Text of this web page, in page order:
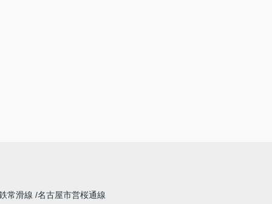
常滑線 名古屋市営桜通線